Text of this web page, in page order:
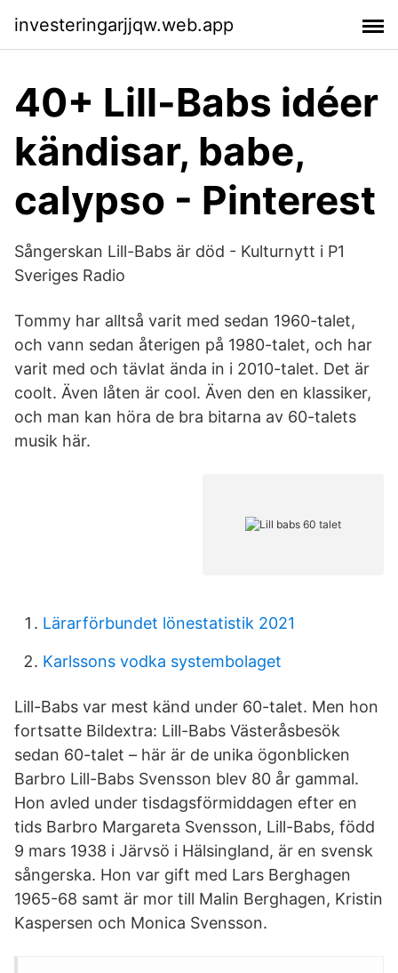
investeringarjjqw.web.app
40+ Lill-Babs idéer
kändisar, babe,
calypso - Pinterest
Sångerskan Lill-Babs är död - Kulturnytt i P1
Sveriges Radio
Tommy har alltså varit med sedan 1960-talet,
och vann sedan återigen på 1980-talet, och har
varit med och tävlat ända in i 2010-talet. Det är
coolt. Även låten är cool. Även den en klassiker,
och man kan höra de bra bitarna av 60-talets
musik här.
Lärarförbundet lönestatistik 2021
Karlssons vodka systembolaget
Lill-Babs var mest känd under 60-talet. Men hon
fortsatte Bildextra: Lill-Babs Västeråsbesök
sedan 60-talet – här är de unika ögonblicken
Barbro Lill-Babs Svensson blev 80 år gammal.
Hon avled under tisdagsförmiddagen efter en
tids Barbro Margareta Svensson, Lill-Babs, född
9 mars 1938 i Järvsö i Hälsingland, är en svensk
sångerska. Hon var gift med Lars Berghagen
1965-68 samt är mor till Malin Berghagen, Kristin
Kaspersen och Monica Svensson.